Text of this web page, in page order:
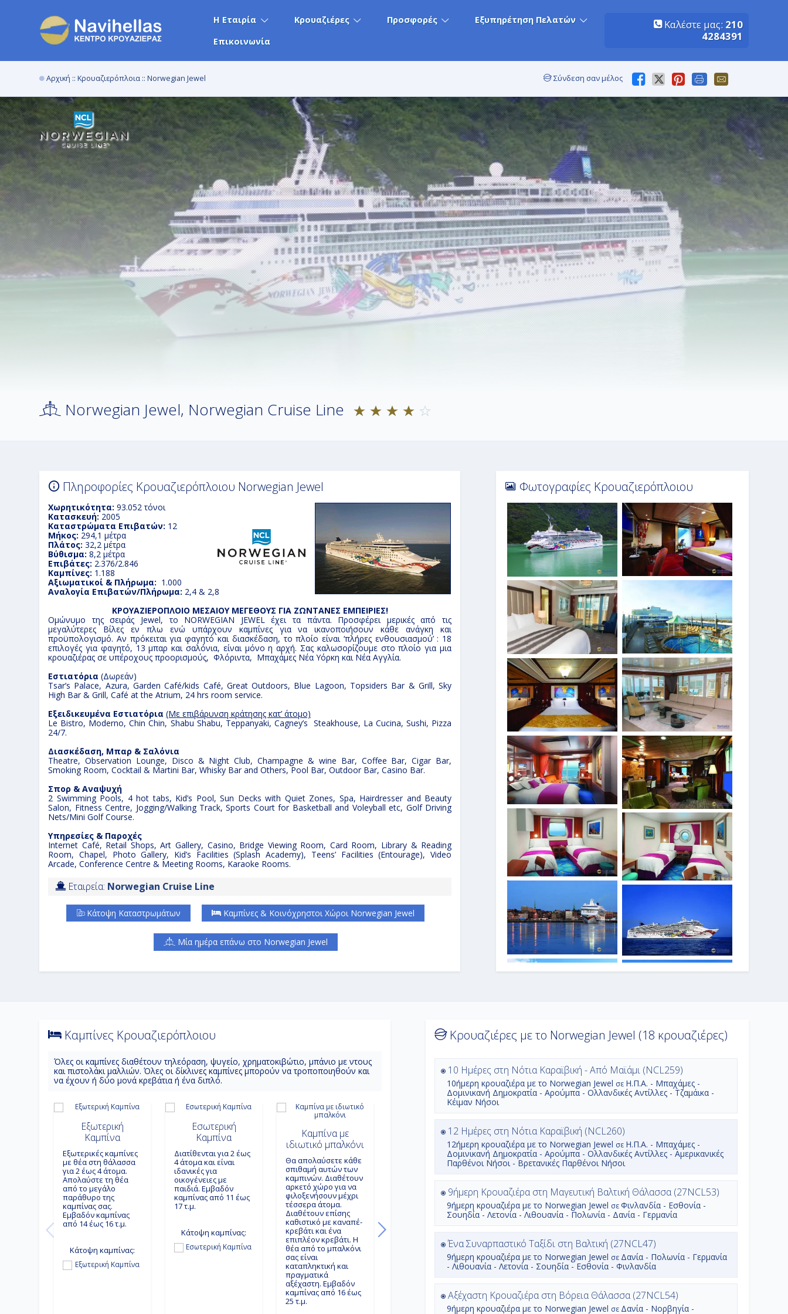
Η Εταιρία Κρουαζιέρες Προσφορές
Εξυπηρέτηση Πελατών
Επικοινωνία
Καλέστε μας: 210
4284391
Αρχική ::Κρουαζιερόπλοια :: Norwegian Jewel Σύνδεση σαν μέλος
Norwegian Jewel, Norwegian Cruise Line
Πληροφορίες Κρουαζιερόπλοιου Norwegian Jewel
Χωρητικότητα:93.052τόνοι
Κατασκευή: 2005
Καταστρώματα Επιβατών: 12
Mήκος: 294,1 μέτρα
Πλάτος: 32,2 μέτρα
Βύθισμα: 8,2 μέτρα
Επιβάτες: 2.376/2.846
Καμπίνες: 1.188
Αξιωματικοί & Πλήρωμα: 1.000
Αναλογία Επιβατών/Πλήρωμα: 2,4 & 2,8
ΚΡΟΥΑΖΙΕΡΟΠΛΟΙΟ ΜΕΣΑΙΟΥ ΜΕΓΕΘΟΥΣ ΓΙΑ ΖΩΝΤΑΝΕΣ ΕΜΠΕΙΡΙΕΣ!
Ομώνυμο της σειράς Jewel, το NORWEGIAN JEWEL έχει τα πάντα. Προσφέρει μερικές από τις
μεγαλύτερες Βίλες εν πλω ενώ υπάρχουν καμπίνες για να ικανοποιήσουν κάθε ανάγκη και
προϋπολογισμό. Αν πρόκειται για φαγητό και διασκέδαση, το πλοίο είναι ‘πλήρες ενθουσιασμού’ : 18
επιλογές για φαγητό, 13 μπαρ και σαλόνια, είναι μόνο η αρχή. Σας καλωσορίζουμε στο πλοίο για μια
κρουαζιέρας σε υπέροχους προορισμούς, Φλόριντα, Μπαχάμες Νέα Υόρκη και Νέα Αγγλία.
Εστιατόρια (Δωρεάν)
Tsar’s Palace, Azura, Garden Café/kids Café, Great Outdoors, Blue Lagoon, Topsiders Bar & Grill, Sky
High Bar & Grill, Café at the Atrium, 24 hrs room service.
Eξειδικευμένα Εστιατόρια(Mε επιβάρυνση κράτησης κατ’ άτομο)
Le Bistro, Moderno, Chin Chin, Shabu Shabu, Teppanyaki, Cagney’s Steakhouse, La Cucina, Sushi, Pizza
24/7.
Διασκέδαση, Μπαρ & Σαλόνια
Theatre, Observation Lounge, Disco & Night Club, Champagne & wine Bar, Coffee Bar, Cigar Bar,
Smoking Room, Cocktail & Martini Bar, Whisky Bar and Others, Pool Bar, Outdoor Bar, Casino Bar.
Σπορ &Αναψυχή
2 Swimming Pools, 4 hot tabs, Kid’s Pool, Sun Decks with Quiet Zones, Spa, Hairdresser and Beauty
Salon, Fitness Centre, Jogging/Walking Track, Sports Court for Basketball and Voleyball etc, Golf Driving
Nets/Mini Golf Course.
Υπηρεσίες & Παροχές
Internet Café, Retail Shops, Art Gallery, Casino, Bridge Viewing Room, Card Room, Library & Reading
Room, Chapel, Photo Gallery, Kid’s Facilities (Splash Academy), Teens’ Facilities (Entourage), Video
Arcade, Conference Centre & Meeting Rooms, Karaoke Rooms.
Εταιρεία: Norwegian Cruise Line
Κάτοψη Καταστρωμάτων Καμπίνες & Κοινόχρηστοι Χώροι Norwegian Jewel
Μία ημέρα επάνω στο Norwegian Jewel
Φωτογραφίες Κρουαζιερόπλοιου
Καμπίνες Κρουαζιερόπλοιου
Όλες οι καμπίνες διαθέτουν τηλεόραση, ψυγείο, χρηματοκιβώτιο, μπάνιο με ντους
και πιστολάκι μαλλιών. Όλες οι δίκλινες καμπίνες μπορούν να τροποποιηθούν και
να έχουν ή δύο μονά κρεβάτια ή ένα διπλό.
Εξωτερική
Καμπίνα
Εξωτερικές καμπίνες
με θέα στη θάλασσα
για 2 έως 4 άτομα.
Απολαύστε τη θέα
από το μεγάλο
παράθυρο της
καμπίνας σας.
Εμβαδόν καμπίνας
από 14 έως 16 τ.μ.
Κάτοψη καμπίνας:
Εσωτερική
Καμπίνα
Διατίθενται για 2 έως
4 άτομα και είναι
ιδανικές για
οικογένειες με
παιδιά. Εμβαδόν
καμπίνας από 11 έως
17 τ.μ.
Κάτοψη καμπίνας:
Καμπίνα με
ιδιωτικό μπαλκόνι
Θα απολαύσετε κάθε
σπιθαμή αυτών των
καμπινών. Διαθέτουν
αρκετό χώρο για να
φιλοξενήσουν μέχρι
τέσσερα άτομα.
Διαθέτουν επίσης
καθιστικό με καναπέ-
κρεβάτι και ένα
επιπλέον κρεβάτι. Η
θέα από το μπαλκόνι
σας είναι
καταπληκτική και
πραγματικά
αξέχαστη. Εμβαδόν
καμπίνας από 16 έως
25 τ.μ.
Μίνι σουίτα με
ιδιωτικό μπαλκόνι
Θα αγαπήσετε αυτές
τις Mini Σουίτες.
καθιστικό με καναπέ-
κρεβάτι και ένα
επιπλέον κρεβάτι,
πολυτελές μπάνιο με
Εμβαδόν mini σουίτας
Σουίτες & Βίλες με
ιδιωτικό μπαλκόνι
Αυτά τα απίστευτα
ρετιρέ αναλόγως της
φιλοξενούν από δύο
έως και έξι άτομα.
Διαθέτουν συνήθως
ένα υπνοδωμάτιο με
πολυτελές μπάνιο.
Με ένα καθιστικό,
τραπεζαρία με ένα
υπνοδωμάτιο με
queen-size κρεβάτι
και ντους. Μεγάλο
ιδιωτικό μπαλκόνι
που προσφέρει
Βρίσκονται στην
κορυφή του
κρουαζιεροπλοίου
και είναι ότι πιο
στο πλοίο.
Απολαύστε 24ωρη
υπηρεσία μπάτλερ,
εξαιρετική φιλοξενία
έως και 8 άτομα με
υπνοδωμάτια και
ιδιωτικό κατάστρωμα
ηλιοθεραπείας.
Ιδιωτικό σαλόνι,
κύπο με τζακούζι.
Περιλαμβάνεται
υπηρεσία μπάτλερ
Κάτοψη καμπίνας:
Κρουαζιέρες με το Norwegian Jewel (18 κρουαζιέρες)
10 Ημέρες στη Νότια Καραϊβική - Από Μαϊάμι (NCL259)
10ήμερη κρουαζιέρα με το Norwegian Jewel σε Η.Π.Α. - Μπαχάμες -
Δομινικανή Δημοκρατία - Αρούμπα - Ολλανδικές Αντίλλες - Τζαμάικα -
Κέιμαν Νήσοι
12 Ημέρες στη Νότια Καραϊβική (NCL260)
12ήμερη κρουαζιέρα με το Norwegian Jewel σε Η.Π.Α. - Μπαχάμες -
Δομινικανή Δημοκρατία - Αρούμπα - Ολλανδικές Αντίλλες - Αμερικανικές
Παρθένοι Νήσοι - Βρετανικές Παρθένοι Νήσοι
9ήμερη Kρουαζιέρα στη Μαγευτική Βαλτική Θάλασσα (27NCL53)
9ήμερη κρουαζιέρα με το Norwegian Jewel σεΦινλανδία - Εσθονία -
Σουηδία - Λετονία - Λιθουανία - Πολωνία - Δανία - Γερμανία
Ένα Συναρπαστικό Ταξίδι στη Βαλτική (27NCL47)
9ήμερη κρουαζιέρα με το Norwegian Jewel σε Δανία - Πολωνία - Γερμανία
- Λιθουανία - Λετονία - Σουηδία - Εσθονία - Φινλανδία
Αξέχαστη Κρουαζιέρα στη Βόρεια Θάλασσα (27NCL54)
9ήμερη κρουαζιέρα με το Norwegian Jewel σε Δανία - Νορβηγία -